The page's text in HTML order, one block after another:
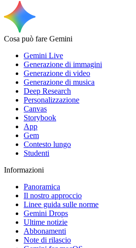
Cosa può fare Gemini
Gemini Live
Generazione di immagini
Generazione di video
Generazione di musica
Deep Research
Personalizzazione
Canvas
Storybook
App
Gem
Contesto lungo
Studenti
Informazioni
Panoramica
Il nostro approccio
Linee guida sulle norme
Gemini Drops
Ultime notizie
Abbonamenti
Note di rilascio